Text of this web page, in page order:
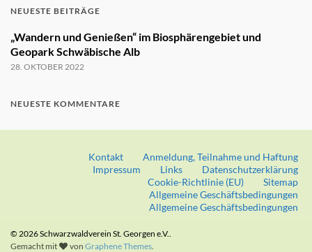
NEUESTE BEITRÄGE
„Wandern und Genießen“ im Biosphärengebiet und
Geopark Schwäbische Alb
28. OKTOBER 2022
NEUESTE KOMMENTARE
Kontakt
Anmeldung, Teilnahme und Haftung
Impressum
Links
Datenschutzerklärung
Cookie-Richtlinie (EU)
Sitemap
Allgemeine Geschäftsbedingungen
Allgemeine Geschäftsbedingungen
© 2026 Schwarzwaldverein St. Georgen e.V..
Gemacht mit
vonGraphene Themes